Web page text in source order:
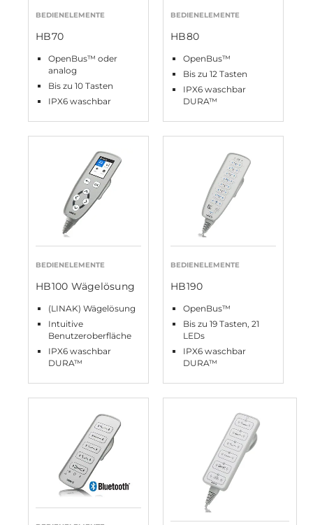
BEDIENELEMENTE
HB70
OpenBus™ oder
analog
Bis zu 10 Tasten
IPX6 waschbar
BEDIENELEMENTE
HB80
OpenBus™
Bis zu 12 Tasten
IPX6 waschbar
DURA™
BEDIENELEMENTE
HB100 Wägelösung
(LINAK) Wägelösung
Intuitive
Benutzeroberfläche
IPX6 waschbar
DURA™
BEDIENELEMENTE
HB190
OpenBus™
Bis zu 19 Tasten, 21
LEDs
IPX6 waschbar
DURA™